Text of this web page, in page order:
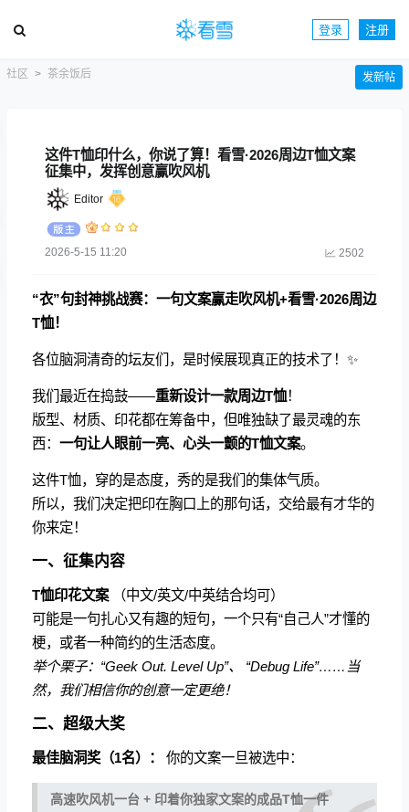
登录 注册
社区 茶余饭后 发新帖
这件T恤印什么，你说了算！看雪·2026周边T恤文案
征集中，发挥创意赢吹风机
Editor
2026-5-15 11:20 2502
“衣”句封神挑战赛：一句文案赢走吹风机+看雪·2026周边
T恤！
各位脑洞清奇的坛友们，是时候展现真正的技术了！✨
我们最近在捣鼓——重新设计一款周边T恤！
版型、材质、印花都在筹备中，但唯独缺了最灵魂的东
西： 一句让人眼前一亮、心头一颤的T恤文案。
这件T恤，穿的是态度，秀的是我们的集体气质。
所以，我们决定把印在胸口上的那句话，交给最有才华的
你来定！
一、征集内容
T恤印花文案（中文/英文/中英结合均可）
可能是一句扎心又有趣的短句，一个只有“自己人”才懂的
梗，或者一种简约的生活态度。
举个栗子：“Geek Out. Level Up”、 “Debug Life”……当
然，我们相信你的创意一定更绝！
二、超级大奖
最佳脑洞奖（1名）： 你的文案一旦被选中：
高速吹风机一台 + 印着你独家文案的成品T恤一件